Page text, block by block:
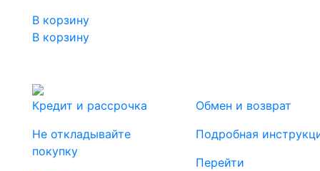
В корзину
В корзину
Кредит и рассрочка
Не откладывайте
покупку
Обмен и возврат
Подробная
Перейти